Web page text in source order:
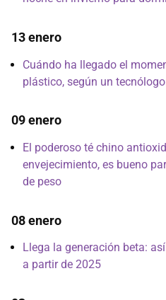
13 enero
Cuándo ha llegado el
plástico, según un
09 enero
El poderoso té chino
envejecimiento, es bueno
de peso
08 enero
Llega la generación beta:
a partir de 2025